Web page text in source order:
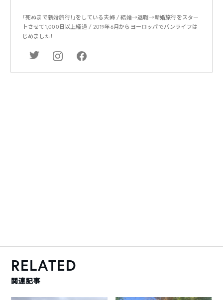
「死ぬまで新婚旅行！」をしている夫婦 / 結婚→退職→新婚旅行をスター
トさせて1,000日以上経過 / 2019年6月からヨーロッパでバンライフは
じめました！
RELATED
関連記事